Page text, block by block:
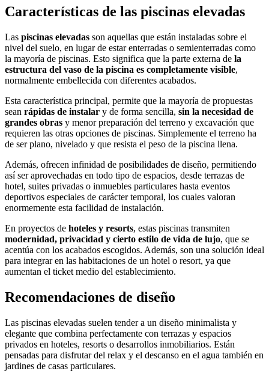
Características de las piscinas elevadas
Las piscinas elevadas son aquellas que están instaladas sobre el
nivel del suelo, en lugar de estar enterradas o semienterradas como
la mayoría de piscinas. Esto significa que la parte externa de la
estructura del vaso de la piscina es completamente visible,
normalmente embellecida con diferentes acabados.
Esta característica principal, permite que la mayoría de propuestas
sean rápidas de instalar y de forma sencilla, sin la necesidad de
grandes obras y menor preparación del terreno y excavación que
requieren las otras opciones de piscinas. Simplemente el terreno ha
de ser plano, nivelado y que resista el peso de la piscina llena.
Además, ofrecen infinidad de posibilidades de diseño, permitiendo
así ser aprovechadas en todo tipo de espacios, desde terrazas de
hotel, suites privadas o inmuebles particulares hasta eventos
deportivos especiales de carácter temporal, los cuales valoran
enormemente esta facilidad de instalación.
En proyectos de hoteles y resorts, estas piscinas transmiten
modernidad, privacidad y cierto estilo de vida de lujo, que se
acentúa con los acabados escogidos. Además, son una solución ideal
para integrar en las habitaciones de un hotel o resort, ya que
aumentan el ticket medio del establecimiento.
Recomendaciones de diseño
Las piscinas elevadas suelen tender a un diseño minimalista y
elegante que combina perfectamente con terrazas y espacios
privados en hoteles, resorts o desarrollos inmobiliarios. Están
pensadas para disfrutar del relax y el descanso en el agua también en
jardines de casas particulares.